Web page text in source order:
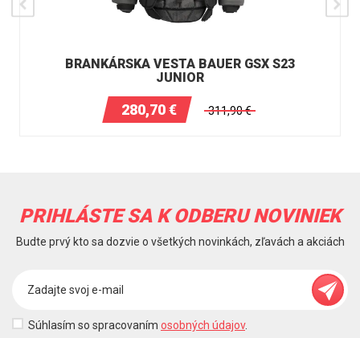
BRANKÁRSKA VESTA BAUER GSX S23
JUNIOR
280,70€ 311,90€
PRIHLÁSTE SA K ODBERU NOVINIEK
Budte prvý kto sa dozvie o všetkých novinkách, zľavách a akciách
Súhlasím so spracovaním osobných údajov.